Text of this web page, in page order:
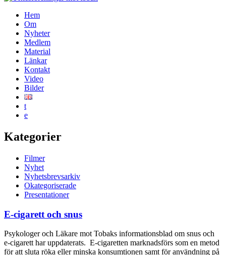
Hem
Om
Nyheter
Medlem
Material
Länkar
Kontakt
Video
Bilder
t
e
Kategorier
Filmer
Nyhet
Nyhetsbrevsarkiv
Okategoriserade
Presentationer
E-cigarett och snus
Psykologer och Läkare mot Tobaks informationsblad om snus och
e-cigarett har uppdaterats. E-cigaretten marknadsförs som en metod
för att sluta röka eller minska konsumtionen samt för användning på